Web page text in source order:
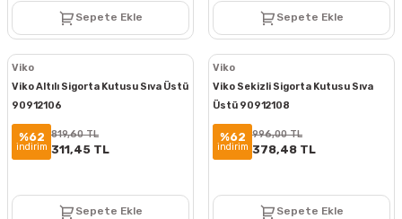
Sepete Ekle Sepete Ekle
Viko
Viko Altılı Sigorta Kutusu Sıva Üstü
90912106
%62
indirim
819,60 TL
311,45 TL
Sepete Ekle
Viko
Viko Sekizli Sigorta Kutusu Sıva
Üstü 90912108
%62
indirim
996,00 TL
378,48 TL
Sepete Ekle